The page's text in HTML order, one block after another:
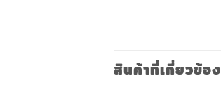
สินค้าที่เกี่ยวข้อง